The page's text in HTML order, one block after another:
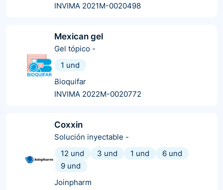
INVIMA 2021M-0020498
Mexican gel
Gel tópico -
1 und
Bioquifar
INVIMA 2022M-0020772
Coxxin
Solución inyectable -
12 und
3 und 1 und
6 und
9 und
Joinpharm